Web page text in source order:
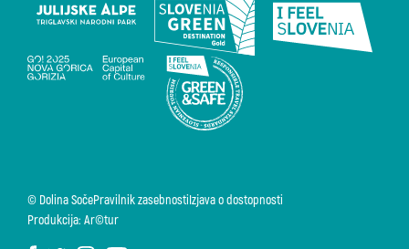
© Dolina SočePravilnik zasebnostiIzjava o dostopnosti
Produkcija: Ar©tur